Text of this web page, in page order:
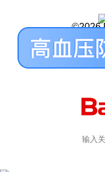
©2026